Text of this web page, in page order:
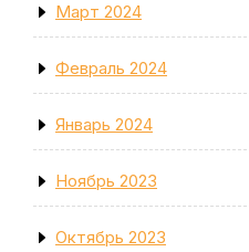
Март 2024
Февраль 2024
Январь 2024
Ноябрь 2023
Октябрь 2023